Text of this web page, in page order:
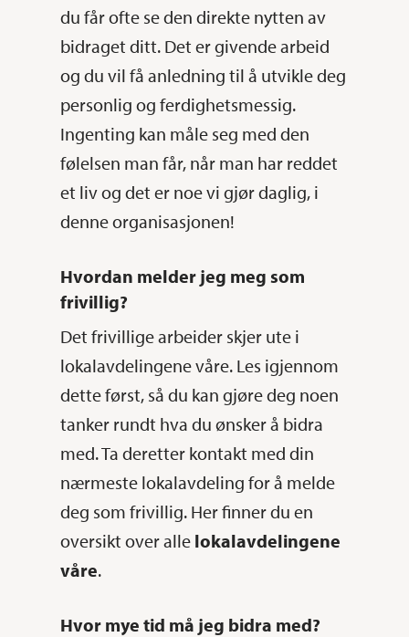
du får ofte se den direkte nytten av
bidraget ditt. Det er givende arbeid
og du vil få anledning til å utvikle deg
personlig og ferdighetsmessig.
Ingenting kan måle seg med den
følelsen man får, når man har reddet
et liv og det er noe vi gjør daglig, i
denne organisasjonen!
Hvordan melder jeg meg som
frivillig?
Det frivillige arbeider skjer ute i
lokalavdelingene våre. Les igjennom
dette først, så du kan gjøre deg noen
tanker rundt hva du ønsker å bidra
med. Ta deretter kontakt med din
nærmeste lokalavdeling for å melde
deg som frivillig. Her finner du en
oversikt over alle lokalavdelingene
våre.
Hvor mye tid må jeg bidra med?